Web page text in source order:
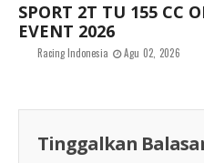
SPORT 2T TU 155 CC
EVENT 2026
Racing Indonesia Agu 02, 2026
Tinggalkan